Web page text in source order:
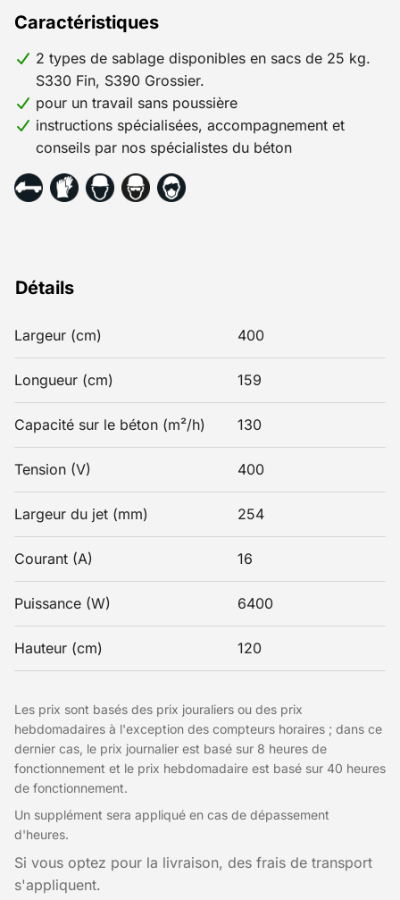
Détails
Largeur (cm) 400
Longueur (cm) 159
Capacité sur le béton (m²/h) 130
Tension (V) 400
Largeur du jet (mm) 254
Courant (A) 16
Puissance (W) 6400
Hauteur (cm) 120
Caractéristiques
2 types de sablage disponibles en sacs de 25 kg.
S330 Fin, S390 Grossier.
pour un travail sans poussière
instructions spécialisées, accompagnement et
conseils par nos spécialistes du béton
Les prix sont basés des prix jouraliers ou des prix
hebdomadaires à l'exception des compteurs horaires ; dans ce
dernier cas, le prix journalier est basé sur 8 heures de
fonctionnement et le prix hebdomadaire est basé sur 40 heures
de fonctionnement.
Un supplément sera appliqué en cas de dépassement
d'heures.
Si vous optez pour la livraison, des frais de transport
s'appliquent.